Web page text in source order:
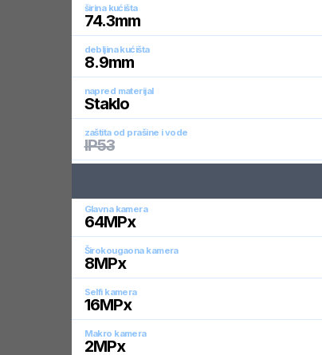
širina kućišta
74.3mm
debljina kućišta
8.9mm
napred materijal
Staklo
zaštita od prašine i vode
IP53
Glavna kamera
64MPx
Širokougaona kamera
8MPx
Selfi kamera
16MPx
Makro kamera
2MPx